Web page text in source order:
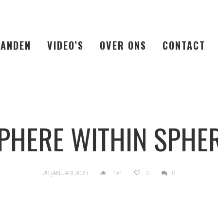
VIDEO’S OVER ONS CONTACT
WITHIN
20 JANUARI 2023 191 0 0